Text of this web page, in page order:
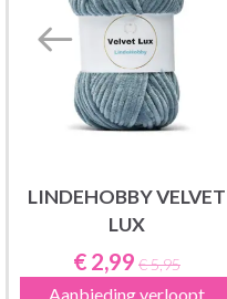
LINDEHOBBY VELVET
LUX
€ 2,99 € 5,95
Aanbieding verloopt